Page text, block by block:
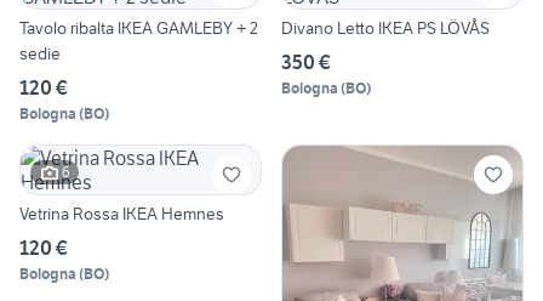
Tavolo ribalta IKEA GAMLEBY + 2
sedie
120 €
Bologna (BO)
Divano Letto IKEA PS LÖVÅS
350 €
Bologna (BO)
6
Vetrina Rossa IKEA Hemnes
120 €
Bologna (BO)